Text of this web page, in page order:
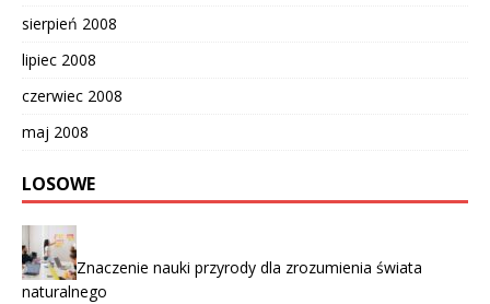
sierpień 2008
lipiec 2008
czerwiec 2008
maj 2008
LOSOWE
Znaczenie nauki przyrody dla zrozumienia świata
naturalnego